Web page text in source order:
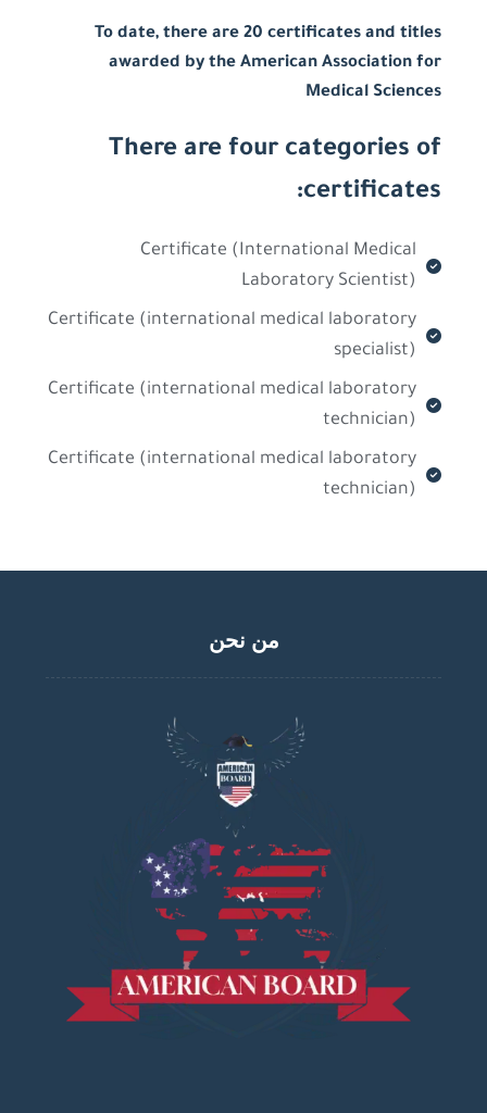
To date, there are 20 certificates and titles
awarded by the American Association for
Medical Sciences
There are four categories of
certificates:
Certificate (International Medical
Laboratory Scientist)
Certificate (international medical laboratory
specialist)
Certificate (international medical laboratory
technician)
Certificate (international medical laboratory
technician)
من نحن